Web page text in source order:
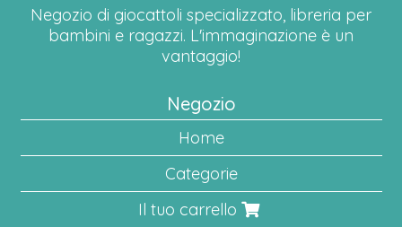
Negozio di giocattoli specializzato, libreria per
bambini e ragazzi. L'immaginazione è un
vantaggio!
Negozio
Home
Categorie
Il tuo carrello